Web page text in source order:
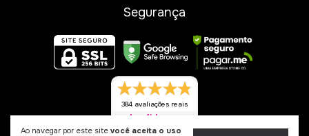
Ao navegar por este site você aceita o uso
Segurança
384 avaliações reais